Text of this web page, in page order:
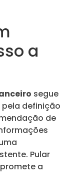
a
segue
definição
de
Pular
a